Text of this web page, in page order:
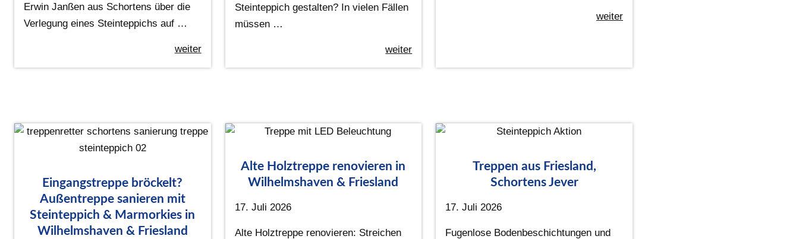
Erwin Janßen aus Schortens über die
Verlegung eines Steinteppichs auf …
weiter
Steinteppich gestalten? In vielen Fällen
müssen …
weiter
weiter
Eingangstreppe bröckelt?
Außentreppe sanieren mit
Steinteppich & Marmorkies in
Wilhelmshaven & Friesland
Alte Holztreppe renovieren in
Wilhelmshaven & Friesland
17. Juli 2026
Alte Holztreppe renovieren: Streichen
Treppen aus Friesland,
Schortens Jever
17. Juli 2026
Fugenlose Bodenbeschichtungen und